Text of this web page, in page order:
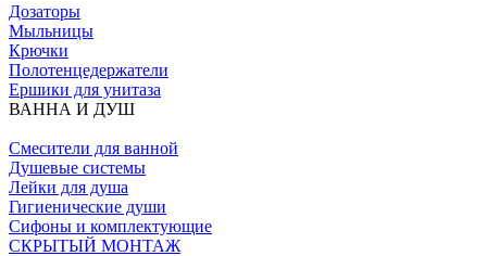
Дозаторы
Мыльницы
Крючки
Полотенцедержатели
Ершики для унитаза
ВАННА И ДУШ
Смесители для ванной
Душевые системы
Лейки для душа
Гигиенические души
Сифоны и комплектующие
СКРЫТЫЙ МОНТАЖ